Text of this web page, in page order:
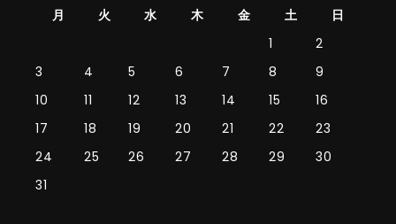
月
火 水 木 金 土
日
1
2
3
4 5 6 7 8
9
10
11 12 13 14 15
16
17
18 19 20 21 22
23
24
25 26 27 28 29
30
31